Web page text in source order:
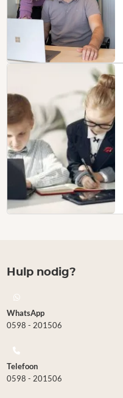
Hulp nodig?
WhatsApp
0598 - 201506
Telefoon
0598 - 201506